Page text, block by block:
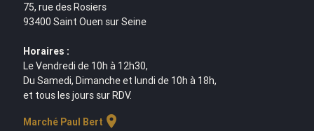
75, rue des Rosiers
93400 Saint Ouen sur Seine
Horaires :
Le Vendredi de 10h à 12h30,
Du Samedi, Dimanche et lundi de 10h à 18h,
et tous les jours sur RDV.
Marché Paul Bert location_on